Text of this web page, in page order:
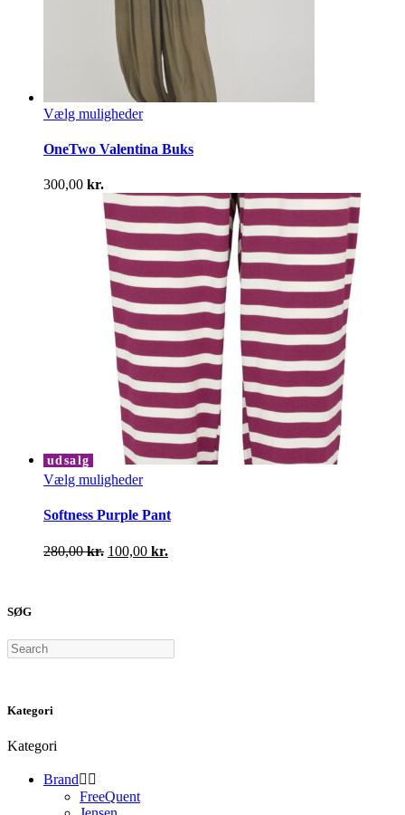
Vælg mulighederDette
har
Mulighederne
kan
vælges
varesiden
OneTwo Valentina Buks
300,00 kr.
udsalg
Vælg mulighederDette
har
varianter.
Mulighederne
Softness Purple Pant
280,00kr. Den
100,00 kr.
SØG
Search
Kategori
Kategori
Brand 
FreeQuent